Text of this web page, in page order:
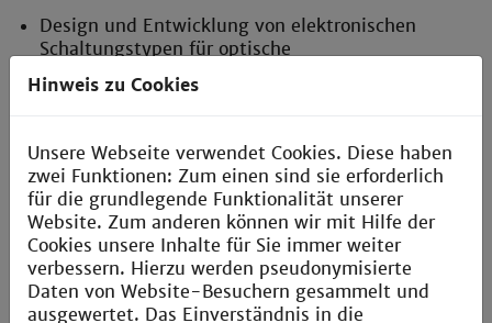
Design und Entwicklung von elektronischen
Schaltungstypen für optische
Präzisionsmessgeräte (UV-, VIS- und NIR-
Bereich)
Miniaturisierte Photodetektor
Der miniaturisierte Photodetektor “Phantom Photect”
(Durchmesser x Länge: 20mm x 60mm) ist in einen
3-Pol XLR-Stecker integriert und wird über die
Hinweis zu Cookies
Unsere Webseite verwendet Cookies. Diese haben
zwei Funktionen: Zum einen sind sie erforderlich
für die grundlegende Funktionalität unserer
Website. Zum anderen können wir mit Hilfe der
Cookies unsere Inhalte für Sie immer weiter
verbessern. Hierzu werden pseudonymisierte
Daten von Website-Besuchern gesammelt und
ausgewertet. Das Einverständnis in die